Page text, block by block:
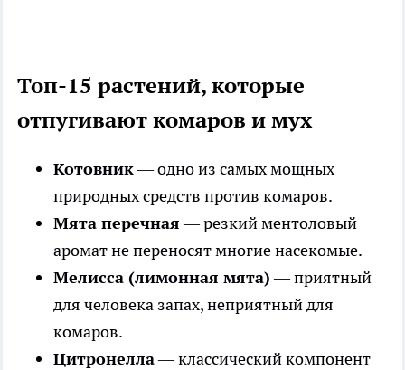
Топ-15 растений, которые
отпугивают комаров и мух
Котовник— одно из самых мощных
природных средств против комаров.
Мята перечная— резкий ментоловый
аромат не переносят многие насекомые.
Мелисса (лимонная мята)— приятный
для человека запах, неприятный для
комаров.
Цитронелла— классический компонент